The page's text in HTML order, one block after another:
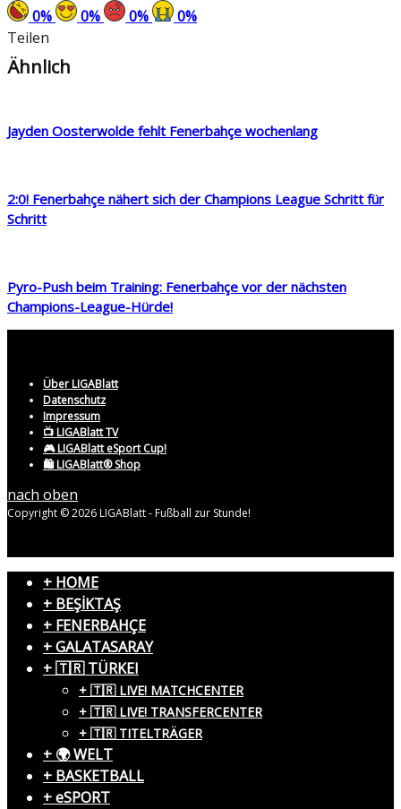
0% 0% 0% 0%
Teilen
Ähnlich
Jayden Oosterwolde fehlt Fenerbahçe wochenlang
2:0! Fenerbahçe nähert sich der Champions League Schritt für
Schritt
Pyro-Push beim Training: Fenerbahçe vor der nächsten
Champions-League-Hürde!
Über LIGABlatt
Datenschutz
Impressum
📺 LIGABlatt TV
🎮 LIGABlatt eSport Cup!
🛍️ LIGABlatt® Shop
nach oben
Copyright © 2026 LIGABlatt - Fußball zur Stunde!
+ HOME
+ BEŞİKTAŞ
+ FENERBAHÇE
+ GALATASARAY
+ 🇹🇷 TÜRKEI
+ 🇹🇷 LIVE! MATCHCENTER
+ 🇹🇷 LIVE! TRANSFERCENTER
+ 🇹🇷 TITELTRÄGER
+ 🌍 WELT
+ BASKETBALL
+ eSPORT